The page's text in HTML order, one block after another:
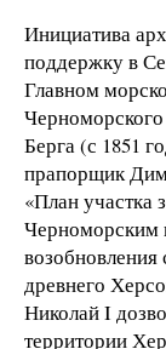
Инициатива
поддержку в
Главном
Берга (с 1851
прапорщик
«План участка
Черноморским
возобновления
древнего
Николай I
территории